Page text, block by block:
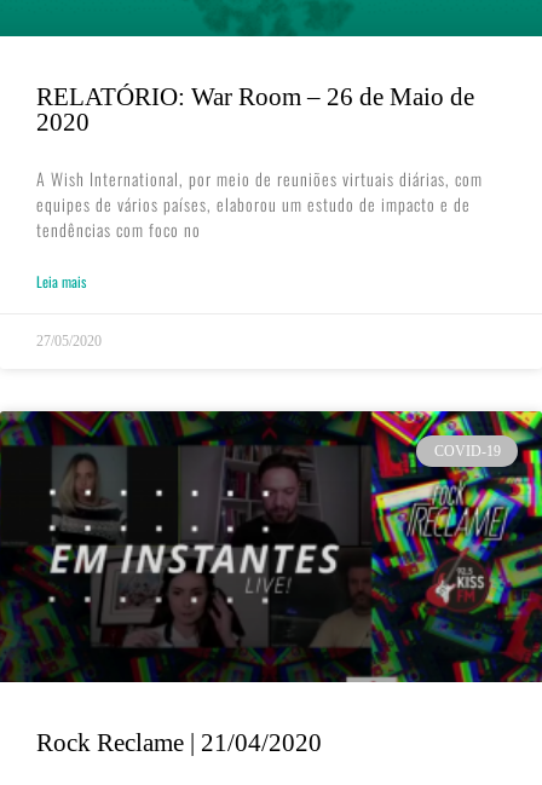
RELATÓRIO: War Room – 26 de Maio de
2020
A Wish International, por meio de reuniões virtuais diárias, com
equipes de vários países, elaborou um estudo de impacto e de
tendências com foco no
Leia mais
27/05/2020
COVID-19
Rock Reclame | 21/04/2020